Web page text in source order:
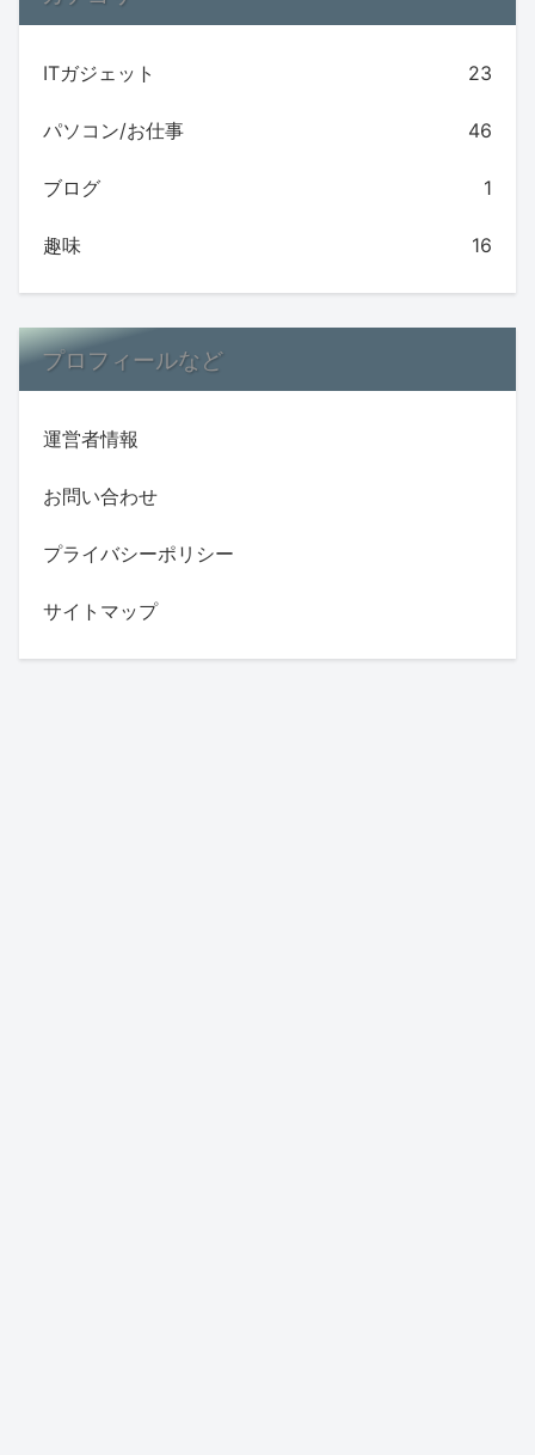
ITガジェット 23
パソコン/お仕事 46
ブログ 1
趣味 16
プロフィールなど
運営者情報
お問い合わせ
プライバシーポリシー
サイトマップ